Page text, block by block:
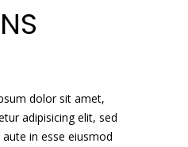
dolor sit amet,
adipisicing elit, sed
in esse eiusmod